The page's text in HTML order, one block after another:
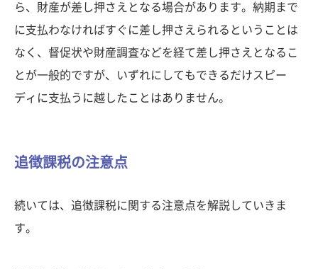
ら、財産が差し押さえとなる場合があります。納期まで
に支払わなければすぐに差し押さえられるということは
なく、督促状や財産調査などを経て差し押さえとなるこ
とが一般的ですが、いずれにしてもできるだけスピー
ディに支払うに越したことはありません。
追徴課税の注意点
続いては、追徴課税に関する注意点を解説していきま
す。